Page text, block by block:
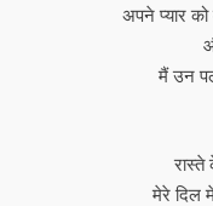
अपने प्यार
मैं उन
मेरे दिल